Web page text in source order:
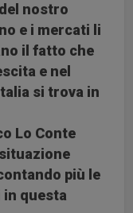
nostro
e i mercati li
il fatto che
e nel
si trova in
Lo Conte
più le
questa